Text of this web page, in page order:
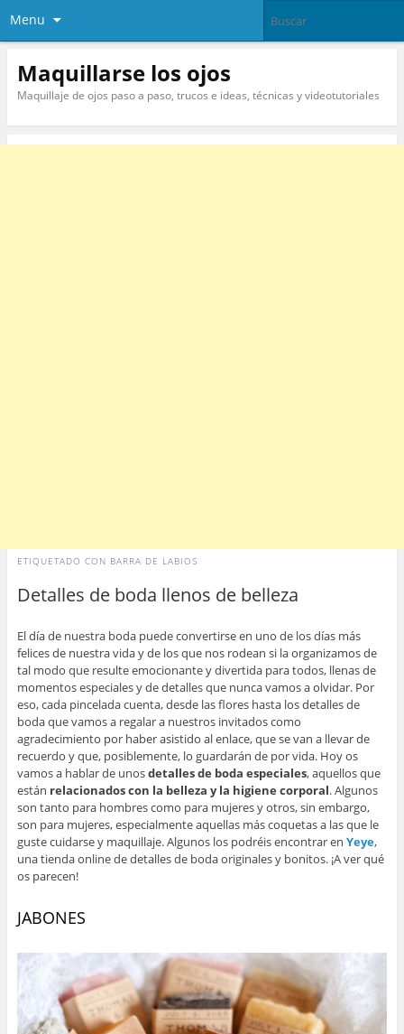
Menu
Maquillarse los ojos
Maquillaje de ojos paso a paso, trucos e ideas, técnicas y videotutoriales
ETIQUETADO CON BARRA DE LABIOS
Detalles de boda llenos de belleza
El día de nuestra boda puede convertirse en uno de los días más
felices de nuestra vida y de los que nos rodean si la organizamos de
tal modo que resulte emocionante y divertida para todos, llenas de
momentos especiales y de detalles que nunca vamos a olvidar. Por
eso, cada pincelada cuenta, desde las flores hasta los detalles de
boda que vamos a regalar a nuestros invitados como
agradecimiento por haber asistido al enlace, que se van a llevar de
recuerdo y que, posiblemente, lo guardarán de por vida. Hoy os
vamos a hablar de unosdetalles de boda especiales, aquellos que
están relacionados con la belleza y la higiene corporal. Algunos
son tanto para hombres como para mujeres y otros, sin embargo,
son para mujeres, especialmente aquellas más coquetas a las que le
guste cuidarse y maquillaje. Algunos los podréis encontrar en Yeye,
una tienda online de detalles de boda originales y bonitos. ¡A ver qué
os parecen!
JABONES